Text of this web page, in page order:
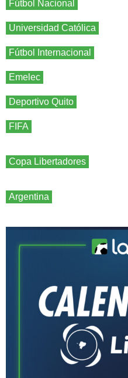
Fútbol Nacional
Universidad Católica
Fútbol Internacional
Emelec
Deportivo Quito
FIFA
Copa Libertadores
Argentina